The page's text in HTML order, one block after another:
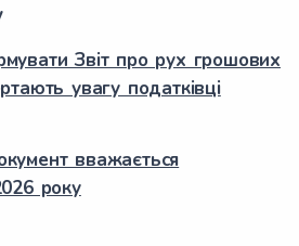
Звіт про рух грошових
увагу податківці
вважається
року